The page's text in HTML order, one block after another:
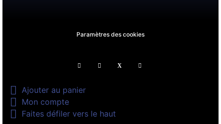
Paramètres des cookies
 Ajouter au panier
 Mon compte
 Faites défiler vers le haut